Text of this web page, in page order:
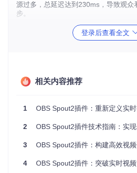
源过多，总延迟达到230ms，导致观众
步。
二、模块化解决方案：Spout2
据传输：
Spout2数据流向
图1：Spout2与传统传输方式对比示意
登录后查看全文
相关内容推荐
1 OBS Spout2插件：重新定义实时视
2 OBS Spout2插件技术指南：实现低延迟视
3 OBS Spout2插件：构建高效视频传输与多
4 OBS Spout2插件：突破实时视频协作